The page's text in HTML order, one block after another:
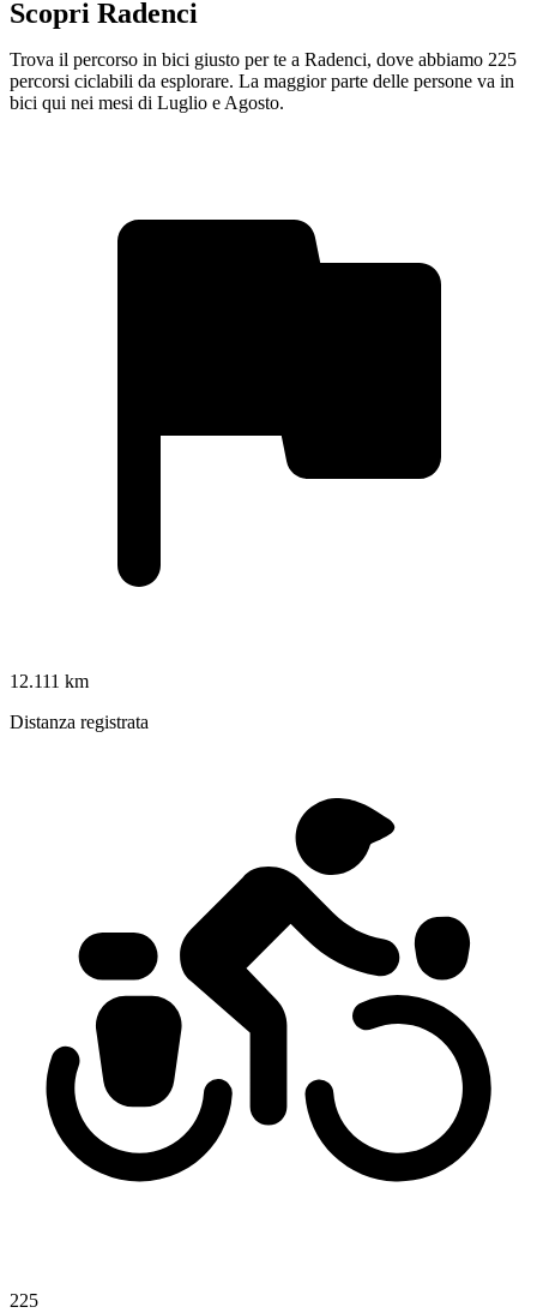
Scopri Radenci
Trova il percorso in bici giusto per te a Radenci, dove abbiamo 225
percorsi ciclabili da esplorare. La maggior parte delle persone va in
bici qui nei mesi di Luglio e Agosto.
12.111 km
Distanza registrata
225